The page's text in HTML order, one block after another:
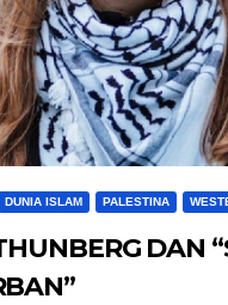
DUNIA ISLAM PALESTINA
DAN